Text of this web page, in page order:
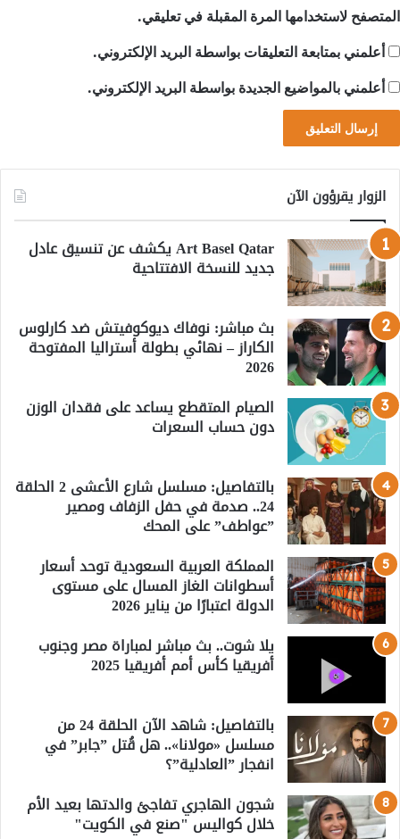
المتصفح لاستخدامها المرة المقبلة في تعليقي.
أعلمني بمتابعة التعليقات بواسطة البريد الإلكتروني.
أعلمني بالمواضيع الجديدة بواسطة البريد الإلكتروني.
الزوار يقرؤون الآن
Art Basel Qatar يكشف عن تنسيق عادل
جديد للنسخة الافتتاحية
بث مباشر: نوفاك ديوكوفيتش ضد كارلوس
الكاراز – نهائي بطولة أستراليا المفتوحة
2026
الصيام المتقطع يساعد على فقدان الوزن
دون حساب السعرات
بالتفاصيل: مسلسل شارع الأعشى 2 الحلقة
24.. صدمة في حفل الزفاف ومصير
”عواطف” على المحك
المملكة العربية السعودية توحد أسعار
أسطوانات الغاز المسال على مستوى
الدولة اعتبارًا من يناير 2026
يلا شوت.. بث مباشر لمباراة مصر وجنوب
أفريقيا كأس أمم أفريقيا 2025
بالتفاصيل: شاهد الآن الحلقة 24 من
مسلسل «مولانا».. هل قُتل ”جابر” في
انفجار ”العادلية”؟
شجون الهاجري تفاجئ والدتها بعيد الأم
خلال كواليس "صنع في الكويت"